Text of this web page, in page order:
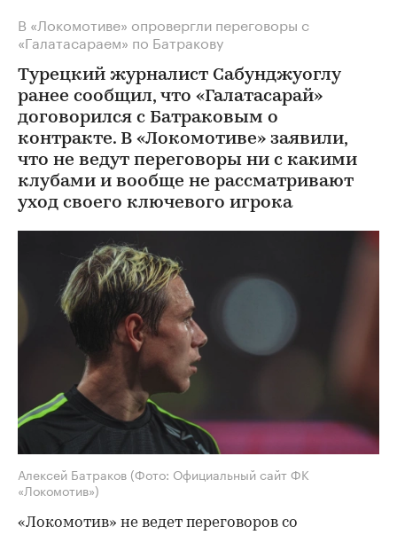
В «Локомотиве» опровергли переговоры с
«Галатасараем» по Батракову
Турецкий журналист Сабунджуоглу
ранее сообщил, что «Галатасарай»
договорился с Батраковым о
контракте. В «Локомотиве» заявили,
что не ведут переговоры ни с какими
клубами и вообще не рассматривают
уход своего ключевого игрока
Алексей Батраков (Фото: Официальный сайт ФК
«Локомотив»)
«Локомотив» не ведет переговоров со